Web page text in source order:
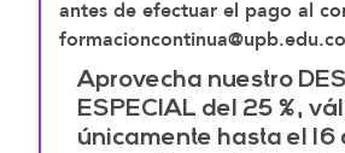
antes de efectuar el pago al
Aprovecha nuestro
ESPECIAL del 25 %,
únicamente hasta el 16